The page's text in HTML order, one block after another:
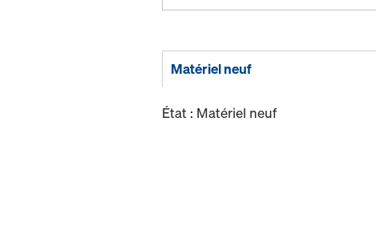
Matériel neuf
État : Matériel neuf